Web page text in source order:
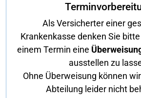
Als Versicherter einer
Krankenkasse denken Sie
einem Termin eine
ausstellen zu
Ohne Überweisung können
Abteilung leider nicht